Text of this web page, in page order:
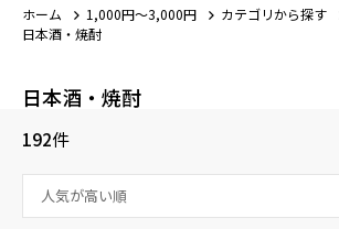
ホーム 1,000円～3,000円 カテゴリから探す
日本酒・焼酎
日本酒・焼酎
192件